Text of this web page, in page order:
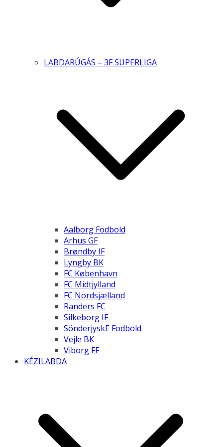
LABDARÚGÁS – 3F SUPERLIGA
Aalborg Fodbold
Arhus GF
Brøndby IF
Lyngby BK
FC København
FC Midtjylland
FC Nordsjælland
Randers FC
Silkeborg IF
SönderjyskE Fodbold
Vejle BK
Viborg FF
KÉZILABDA